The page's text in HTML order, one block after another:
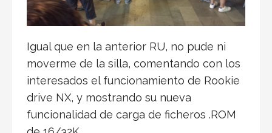
Igual que en la anterior RU, no pude ni
moverme de la silla, comentando con los
interesados el funcionamiento de Rookie
drive NX, y mostrando su nueva
funcionalidad de carga de ficheros .ROM